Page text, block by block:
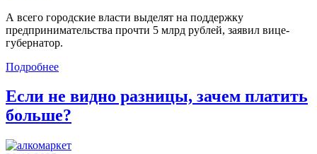
А всего городские власти выделят на поддержку
предпринимательства прочти 5 млрд рублей, заявил вице-
губернатор.
Подробнее
Если не видно разницы, зачем платить
больше?